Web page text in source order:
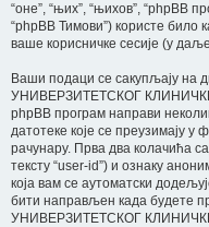
“оне”, “њих”, “њихов”, “phpBB
“phpBB Тимови”) користе било
ваше корисничке сесије (у
Ваши подаци се сакупљају на
УНИВЕРЗИТЕТСКОГ
phpBB програм направи
датотеке које се преузимају
рачунару. Прва два колачића
тексту “user-id”) и ознаку
која вам се аутоматски
бити направљен када будете
УНИВЕРЗИТЕТСКОГ